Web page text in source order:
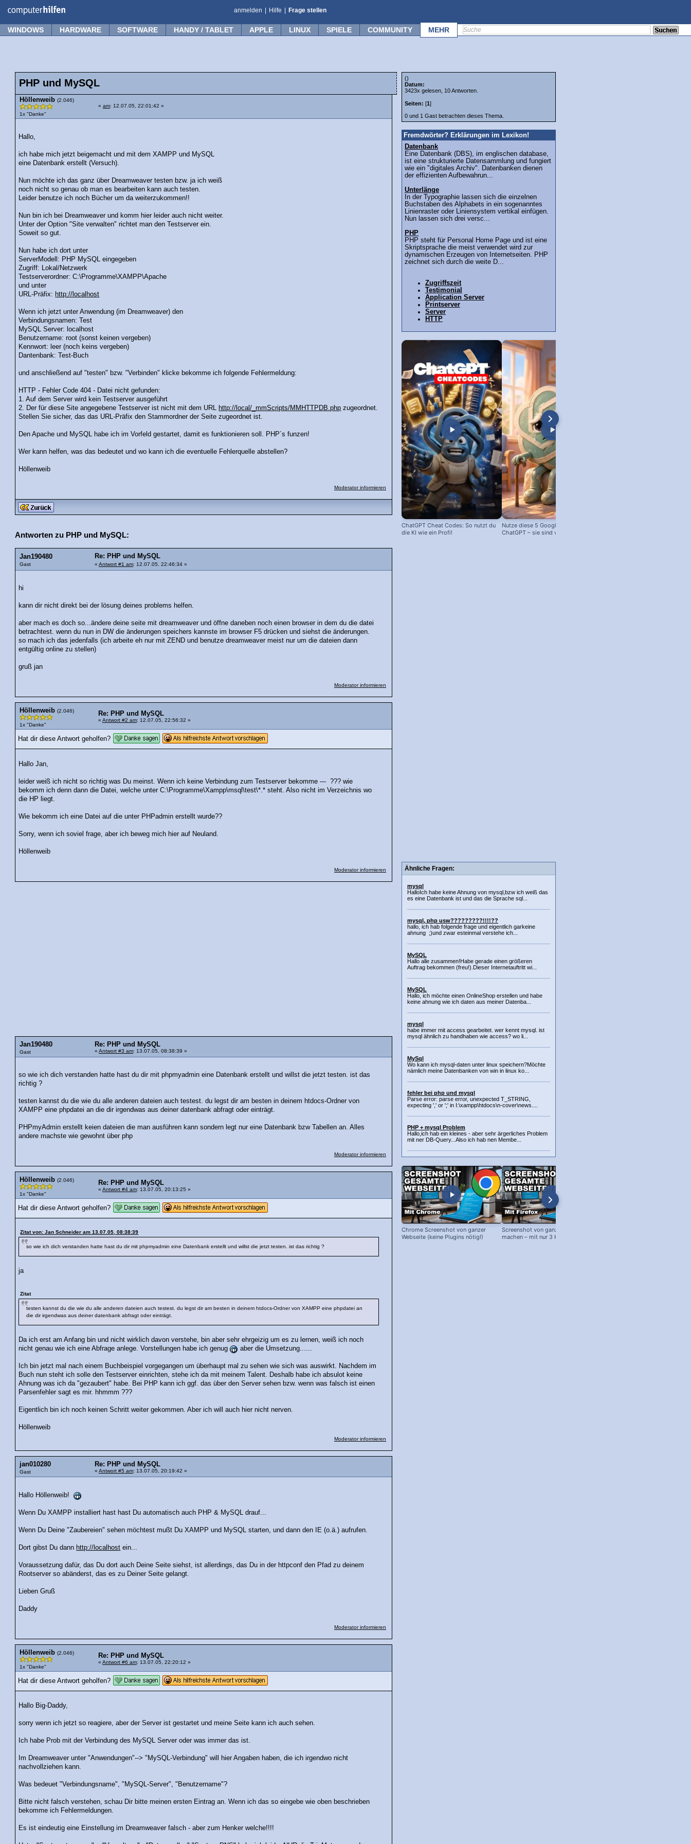
anmelden Hilfe Frage stellen
WINDOWS HARDWARE SOFTWARE HANDY / TABLET APPLE LINUX SPIELE COMMUNITY MEHR
PHP und MySQL
Höllenweib (2.046)
1x "Danke"
« am: 12.07.05, 22:01:42 »
Hallo,
ich habe mich jetzt beigemacht und mit dem XAMPP und MySQL
eine Datenbank erstellt (Versuch).
Nun möchte ich das ganz über Dreamweaver testen bzw. ja ich weiß
noch nicht so genau ob man es bearbeiten kann auch testen.
Leider benutze ich noch Bücher um da weiterzukommen!!
Nun bin ich bei Dreamweaver und komm hier leider auch nicht weiter.
Unter der Option "Site verwalten" richtet man den Testserver ein.
Soweit so gut.
Nun habe ich dort unter
ServerModell: PHP MySQL eingegeben
Zugriff: Lokal/Netzwerk
Testserverordner: C:\Programme\XAMPP\Apache
und unter
URL-Präfix: http://localhost
Wenn ich jetzt unter Anwendung (im Dreamweaver) den
Verbindungsnamen: Test
MySQL Server: localhost
Benutzername: root (sonst keinen vergeben)
Kennwort: leer (noch keins vergeben)
Dantenbank: Test-Buch
und anschließend auf "testen" bzw. "Verbinden" klicke bekomme ich folgende Fehlermeldung:
HTTP - Fehler Code 404 - Datei nicht gefunden:
1. Auf dem Server wird kein Testserver ausgeführt
2. Der für diese Site angegebene Testserver ist nicht mit dem URL
http://local/_mmScripts/MMHTTPDB.php zugeordnet.
Stellen Sie sicher, das das URL-Präfix den Stammordner der Seite zugeordnet ist.
Den Apache und MySQL habe ich im Vorfeld gestartet, damit es funktionieren soll. PHP´s funzen!
Wer kann helfen, was das bedeutet und wo kann ich die eventuelle Fehlerquelle abstellen?
Höllenweib
Moderator informieren
Antworten zu PHP und MySQL:
Jan190480
Gast
Re: PHP und MySQL
« Antwort #1 am: 12.07.05, 22:46:34 »
hi
kann dir nicht direkt bei der lösung deines problems helfen.
aber mach es doch so...ändere deine seite mit dreamweaver und öffne daneben noch einen browser in dem du die datei
betrachtest. wenn du nun in DW die änderungen speichers kannste im browser F5 drücken und siehst die änderungen.
so mach ich das jedenfalls (ich arbeite eh nur mit ZEND und benutze dreamweaver meist nur um die dateien dann
entgültig online zu stellen)
gruß jan
Moderator informieren
Höllenweib (2.046)
1x "Danke"
Re: PHP und MySQL
« Antwort #2 am: 12.07.05, 22:56:32 »
Hat dir diese Antwort geholfen?
Hallo Jan,
leider weiß ich nicht so richtig was Du meinst. Wenn ich keine Verbindung zum Testserver bekomme --- ??? wie
bekomm ich denn dann die Datei, welche unter C:\Programme\Xampp\msql\test\*.* steht. Also nicht im Verzeichnis wo
die HP liegt.
Wie bekomm ich eine Datei auf die unter PHPadmin erstellt wurde??
Sorry, wenn ich soviel frage, aber ich beweg mich hier auf Neuland.
Höllenweib
Moderator informieren
Jan190480
Gast
Re: PHP und MySQL
« Antwort #3 am: 13.07.05, 08:38:39 »
so wie ich dich verstanden hatte hast du dir mit phpmyadmin eine Datenbank erstellt und willst die jetzt testen. ist das
richtig ?
testen kannst du die wie du alle anderen dateien auch testest. du legst dir am besten in deinem htdocs-Ordner von
XAMPP eine phpdatei an die dir irgendwas aus deiner datenbank abfragt oder einträgt.
PHPmyAdmin erstellt keien dateien die man ausführen kann sondern legt nur eine Datenbank bzw Tabellen an. Alles
andere machste wie gewohnt über php
Moderator informieren
Höllenweib (2.046)
1x "Danke"
Re: PHP und MySQL
« Antwort #4 am: 13.07.05, 20:13:25 »
Hat dir diese Antwort geholfen?
Zitat von: Jan Schneider am 13.07.05, 08:38:39
so wie ich dich verstanden hatte hast du dir mit phpmyadmin eine Datenbank erstellt und willst die jetzt testen. ist das richtig ?
ja
Zitat
testen kannst du die wie du alle anderen dateien auch testest. du legst dir am besten in deinem htdocs-Ordner von XAMPP eine phpdatei an
die dir irgendwas aus deiner datenbank abfragt oder einträgt.
Da ich erst am Anfang bin und nicht wirklich davon verstehe, bin aber sehr ehrgeizig um es zu lernen, weiß ich noch
nicht genau wie ich eine Abfrage anlege. Vorstellungen habe ich genug
aber die Umsetzung......
Ich bin jetzt mal nach einem Buchbeispiel vorgegangen um überhaupt mal zu sehen wie sich was auswirkt. Nachdem im
Buch nun steht ich solle den Testserver einrichten, stehe ich da mit meinem Talent. Deshalb habe ich absulot keine
Ahnung was ich da "gezaubert" habe. Bei PHP kann ich ggf. das über den Server sehen bzw. wenn was falsch ist einen
Parsenfehler sagt es mir. hhmmm ???
Eigentlich bin ich noch keinen Schritt weiter gekommen. Aber ich will auch hier nicht nerven.
Höllenweib
Moderator informieren
jan010280
Gast
Re: PHP und MySQL
« Antwort #5 am: 13.07.05, 20:19:42 »
Hallo Höllenweib!
Wenn Du XAMPP installiert hast hast Du automatisch auch PHP & MySQL drauf...
Wenn Du Deine "Zaubereien" sehen möchtest mußt Du XAMPP und MySQL starten, und dann den IE (o.ä.) aufrufen.
Dort gibst Du dann http://localhost ein...
Voraussetzung dafür, das Du dort auch Deine Seite siehst, ist allerdings, das Du in der httpconf den Pfad zu deinem
Rootserver so abänderst, das es zu Deiner Seite gelangt.
Lieben Gruß
Daddy
Moderator informieren
Höllenweib (2.046)
1x "Danke"
Re: PHP und MySQL
« Antwort #6 am: 13.07.05, 22:20:12 »
Hat dir diese Antwort geholfen?
Hallo Big-Daddy,
sorry wenn ich jetzt so reagiere, aber der Server ist gestartet und meine Seite kann ich auch sehen.
Ich habe Prob mit der Verbindung des MySQL Server oder was immer das ist.
Im Dreamweaver unter "Anwendungen"--> "MySQL-Verbindung" will hier Angaben haben, die ich irgendwo nicht
nachvollziehen kann.
Was bedeuet "Verbindungsname", "MySQL-Server", "Benutzername"?
Bitte nicht falsch verstehen, schau Dir bitte meinen ersten Eintrag an. Wenn ich das so eingebe wie oben beschrieben
bekomme ich Fehlermeldungen.
Es ist eindeutig eine Einstellung im Dreamweaver falsch - aber zum Henker welche!!!!
()
Datum:
3423x gelesen, 10 Antworten.
Seiten: [1]
0 und 1 Gast betrachten dieses Thema.
Fremdwörter? Erklärungen im Lexikon!
Datenbank
Eine Datenbank (DBS), im englischen database,
ist eine strukturierte Datensammlung und fungiert
wie ein "digitales Archiv". Datenbanken dienen
der effizienten Aufbewahrun...
Unterlänge
In der Typographie lassen sich die einzelnen
Buchstaben des Alphabets in ein sogenanntes
Linienraster oder Liniensystem vertikal einfügen.
Nun lassen sich drei versc...
PHP
PHP steht für Personal Home Page und ist eine
Skriptsprache die meist verwendet wird zur
dynamischen Erzeugen von Internetseiten. PHP
zeichnet sich durch die weite D...
Zugriffszeit
Testimonial
Application Server
Printserver
Server
HTTP
ChatGPT Cheat Codes: So nutzt du
die KI wie ein Profi!
Nutze diese 5 Google Tools statt
ChatGPT – sie sind viel besser!
Ähnliche Fragen:
mysql
HalloIch habe keine Ahnung von mysql,bzw ich weiß das
es eine Datenbank ist und das die Sprache sql...
mysql, php usw?????????!!!!??
hallo, ich hab folgende frage und eigentlich garkeine
ahnung ;)und zwar esteinmal verstehe ich...
MySQL
Hallo alle zusammen!Habe gerade einen größeren
Auftrag bekommen (freu!).Dieser Internetauftritt wi...
MySQL
Hallo, ich möchte einen OnlineShop erstellen und habe
keine ahnung wie ich daten aus meiner Datenba...
mysql
habe immer mit access gearbeitet. wer kennt mysql. ist
mysql ähnlich zu handhaben wie access? wo li...
MySql
Wo kann ich mysql-daten unter linux speichern?Möchte
nämlich meine Datenbanken von win in linux ko...
fehler bei php und mysql
Parse error: parse error, unexpected T_STRING,
expecting ',' or ';' in I:\xampp\htdocs\n-cover\news....
PHP + mysql Problem
Hallo,ich hab ein kleines - aber sehr ärgerliches Problem
mit ner DB-Query...Also ich hab nen Membe...
Chrome Screenshot von ganzer
Webseite (keine Plugins nötig!)
Screenshot von ganzer Webseite
machen – mit nur 3 Klicks!